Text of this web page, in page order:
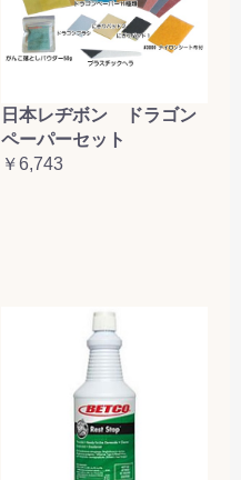
日本レヂボン ドラゴン
ペーパーセット
￥6,743